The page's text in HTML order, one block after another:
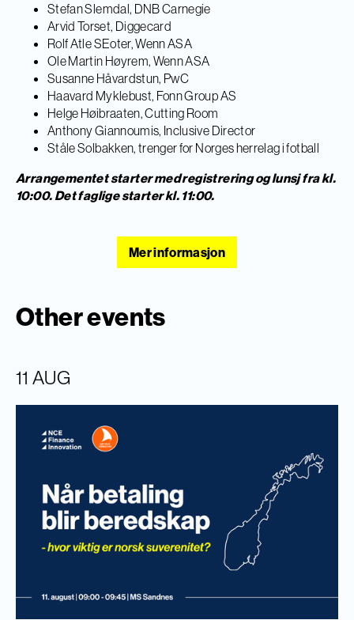
Stefan Slemdal, DNB Carnegie
Arvid Torset, Diggecard
Rolf Atle SEoter, Wenn ASA
Ole Martin Høyrem, Wenn ASA
Susanne Håvardstun, PwC
Haavard Myklebust, Fonn Group AS
Helge Høibraaten, Cutting Room
Anthony Giannoumis, Inclusive Director
Ståle Solbakken, trenger for Norges herrelag i fotball
Arrangementet starter med registrering og lunsj fra kl.
10:00. Det faglige starter kl. 11:00.
Mer informasjon
Other events
11 AUG